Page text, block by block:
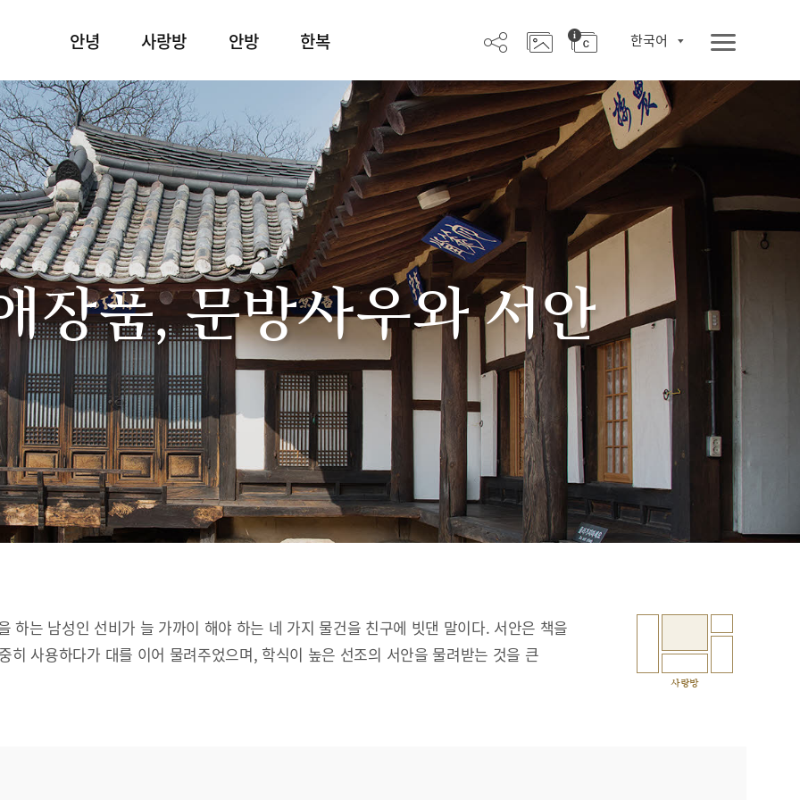
안녕 사랑방 안방 한복 한국어
장품, 문방사우와 서안
사랑방
하는 남성인 선비가 늘 가까이 해야 하는 네 가지 물건을 친구에 빗댄 말이다. 서안은 책을
히 사용하다가 대를 이어 물려주었으며, 학식이 높은 선조의 서안을 물려받는 것을 큰